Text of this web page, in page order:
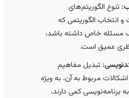
الگوریتم‌های
الگوریتمی که
خاص داشته باشد،
عمیق است.
تبدیل مفاهیم
مربوط به آن، به ویژه
کمی دارند،